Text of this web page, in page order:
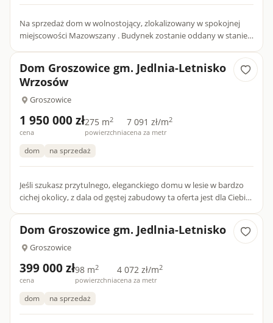
Na sprzedaż dom w wolnostojący, zlokalizowany w spokojnej
miejscowości Mazowszany . Budynek zostanie oddany w stanie
Dom Groszowice gm. Jedlnia-Letnisko
Wrzosów
Groszowice
1 950 000 zł
cena
275 m2
powierzchnia
7 091 zł/m2
cena za metr
dom na sprzedaż
Jeśli szukasz przytulnego, eleganckiego domu w lesie w bardzo
cichej okolicy, z dala od gęstej zabudowy ta oferta jest dla Ciebie.
Dom Groszowice gm. Jedlnia-Letnisko
Groszowice
399 000 zł
cena
98 m2
powierzchnia
4 072 zł/m2
cena za metr
dom na sprzedaż